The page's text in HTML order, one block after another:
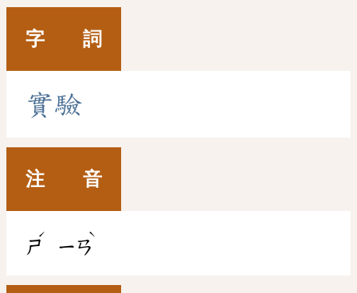
字 詞
實驗
注 音
ㄕ
ˊ
ㄧㄢ
ˋ